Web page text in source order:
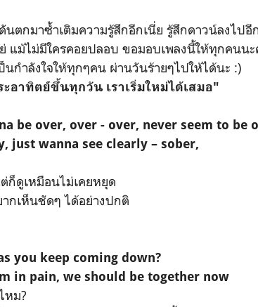
ตกมาซ้ำเติมความรู้สึกอีกเนี่ย รู้สึกดาวน์ลงไปอี
แม้ไม่มีใครคอยปลอบ ขอมอบเพลงนี้ให้ทุกคนนะ
นกำลังใจให้ทุกๆคน ผ่านวันร้ายๆไปให้ได้นะ :)
อาทิตย์ขึ้นทุกวัน เราเริ่มใหม่ได้เสมอ"
be over, over - over, never seem to be
just wanna see clearly – sober,
ก็ดูเหมือนไม่เคยหยุด
กเห็นชัดๆ ได้อย่างปกติ
you keep coming down?
in pain, we should be together now
หม?